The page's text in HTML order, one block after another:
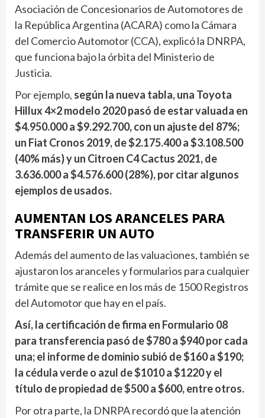
Asociación de Concesionarios de Automotores de
la República Argentina (ACARA) como la Cámara
del Comercio Automotor (CCA), explicó la DNRPA,
que funciona bajo la órbita del Ministerio de
Justicia.
Por ejemplo, según la nueva tabla, una Toyota
Hillux 4×2 modelo 2020 pasó de estar valuada en
$4.950.000 a $9.292.700, con un ajuste del 87%;
un Fiat Cronos 2019, de $2.175.400 a $3.108.500
(40% más) y un Citroen C4 Cactus 2021, de
3.636.000 a $4.576.600 (28%), por citar algunos
ejemplos de usados.
AUMENTAN LOS ARANCELES PARA
TRANSFERIR UN AUTO
Además del aumento de las valuaciones, también se
ajustaron los aranceles y formularios para cualquier
trámite que se realice en los más de 1500 Registros
del Automotor que hay en el país.
Así, la certificación de firma en Formulario 08
para transferencia pasó de $780 a $940 por cada
una; el informe de dominio subió de $160 a $190;
la cédula verde o azul de $1010 a $1220 y el
título de propiedad de $500 a $600, entre otros.
Por otra parte, la DNRPA recordó que la atención